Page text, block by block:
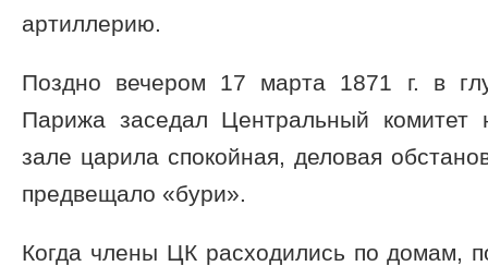
артиллерию.
Поздно вечером 17 марта 1871 г. в
Парижа заседал Центральный комитет
зале царила спокойная, деловая
предвещало «бури».
Когда члены ЦК расходились по домам,